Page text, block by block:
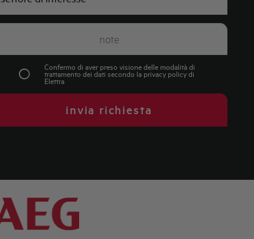
Confermo di aver preso visione delle modalità di
trattamento dei dati secondo la privacy policydi
Elettra
invia richiesta